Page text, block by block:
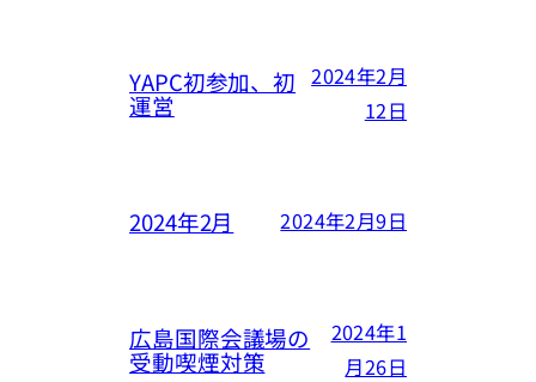
YAPC初参加、初
運営
2024年2月
12日
2024年2月 2024年2月9日
広島国際会議場の
受動喫煙対策
2024年1
月26日